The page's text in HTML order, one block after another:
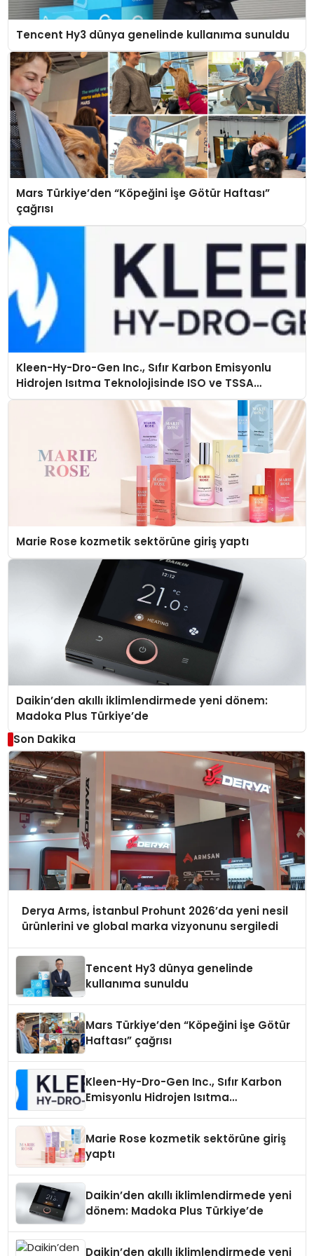
Tencent Hy3 dünya genelinde kullanıma sunuldu
Mars Türkiye’den “Köpeğini İşe Götür Haftası”
çağrısı
Kleen-Hy-Dro-Gen Inc., Sıfır Karbon Emisyonlu
Hidrojen Isıtma Teknolojisinde ISO ve TSSA
Düzenleyici Onaylarını Aldı
Marie Rose kozmetik sektörüne giriş yaptı
Daikin’den akıllı iklimlendirmede yeni dönem:
Madoka Plus Türkiye’de
Son Dakika
Derya Arms, İstanbul Prohunt 2026’da yeni nesil
ürünlerini ve global marka vizyonunu sergiledi
Tencent Hy3 dünya genelinde
kullanıma sunuldu
Mars Türkiye’den “Köpeğini İşe Götür
Haftası” çağrısı
Kleen-Hy-Dro-Gen Inc., Sıfır Karbon
Emisyonlu Hidrojen Isıtma
Marie Rose kozmetik sektörüne giriş
yaptı
Daikin’den akıllı iklimlendirmede yeni
dönem: Madoka Plus Türkiye’de
Daikin’den akıllı iklimlendirmede yeni